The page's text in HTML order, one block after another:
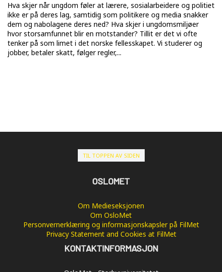
Hva skjer når ungdom føler at lærere, sosialarbeidere og politiet
ikke er på deres lag, samtidig som politikere og media snakker
dem og nabolagene deres ned? Hva skjer i ungdomsmiljøer
hvor storsamfunnet blir en motstander? Tillit er det vi ofte
tenker på som limet i det norske fellesskapet. Vi studerer og
jobber, betaler skatt, følger regler,...
TIL TOPPEN AV SIDEN
OSLOMET
Om Medieseksjonen
Om OsloMet
Personvernerklæring og informasjonskapsler på FilMet
Privacy Statement and Cookies at FilMet
KONTAKTINFORMASJON